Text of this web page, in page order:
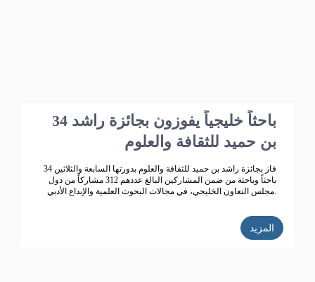
34 باحثاً خليجياً يفوزون بجائزة راشد
بن حميد للثقافة والعلوم
فاز بجائزة راشد بن حميد للثقافة والعلوم بدورتها السابعة والثلاثين 34
باحثاً وباحثة من ضمن المشاركين البالغ عددهم 312 مشاركاً من دول
مجلس التعاون الخليجي، في مجالات البحوث العلمية والإبداع الأدبي.
المزيد